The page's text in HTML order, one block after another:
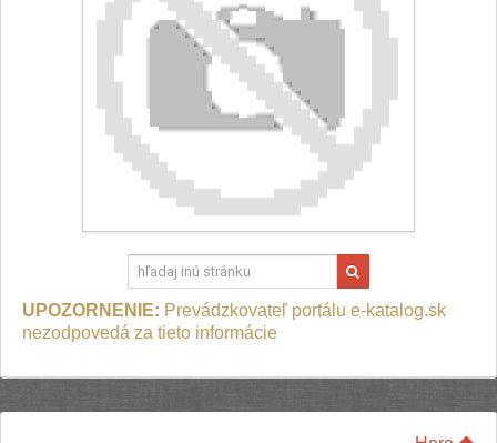
UPOZORNENIE: Prevádzkovateľ portálu e-katalog.sk
nezodpovedá za tieto informácie